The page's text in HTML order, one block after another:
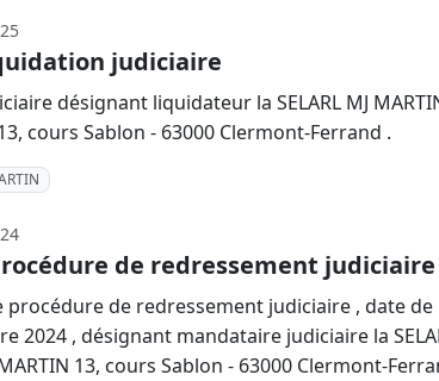
judiciaire
désignant liquidateur la SELARL MJ
cours Sablon - 63000 Clermont-Ferrand .
de redressement judiciaire
de redressement judiciaire , date de
2024 , désignant mandataire judiciaire la
13, cours Sablon - 63000 Clermont-